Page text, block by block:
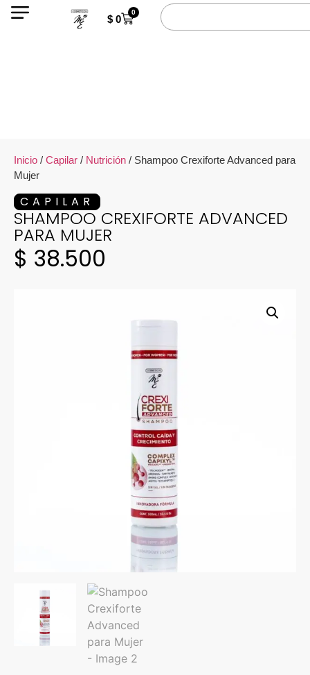
$ 0
0
Inicio / Capilar / Nutrición / Shampoo Crexiforte Advanced para
Mujer
CAPILAR
SHAMPOO CREXIFORTE ADVANCED
PARA MUJER
$ 38.500